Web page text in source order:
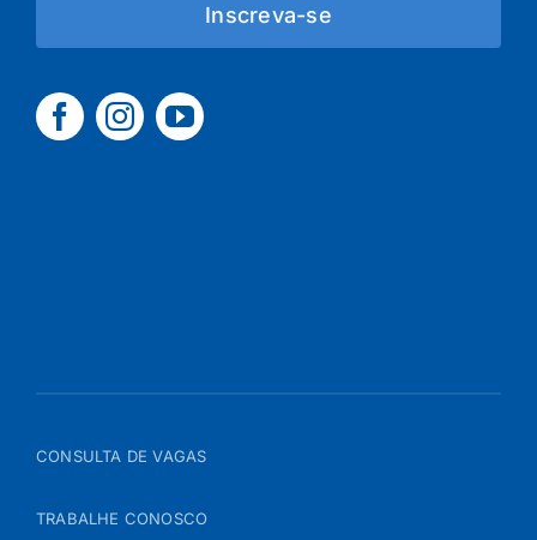
Inscreva-se
CONSULTA DE VAGAS
TRABALHE CONOSCO